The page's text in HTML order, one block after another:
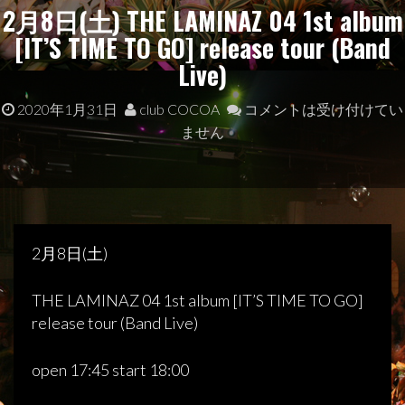
2月8日(土) THE LAMINAZ 04 1st album
[IT’S TIME TO GO] release tour (Band
Live)
2020年1月31日 club COCOA
コメントは受け付けてい
ません
2月8日(土)
THE LAMINAZ 04 1st album [IT’S TIME TO GO]
release tour (Band Live)
open 17:45 start 18:00